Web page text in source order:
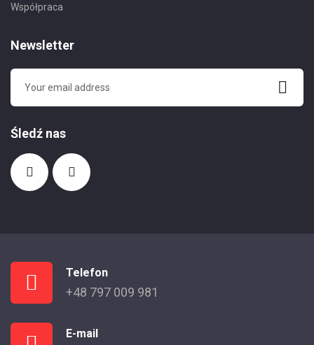
Współpraca
Newsletter
Śledź nas
Telefon
+48 797 009 981
E-mail